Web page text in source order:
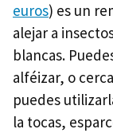
euros) es un
alejar a
blancas.
alféizar, o
puedes
la tocas,